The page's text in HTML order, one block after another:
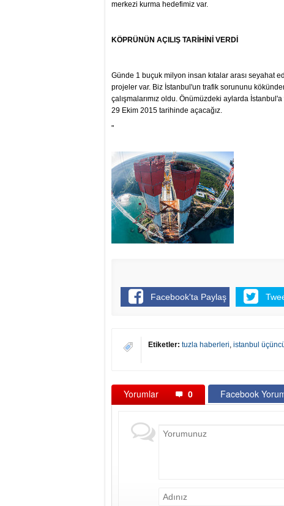
merkezi kurma hedefimiz var.
KÖPRÜNÜN AÇILIŞ TARİHİNİ VERDİ
Günde 1 buçuk milyon insan kıtalar arası seyahat
projeler var. Biz İstanbul'un trafik sorununu
çalışmalarımız oldu. Önümüzdeki aylarda
29 Ekim 2015 tarihinde açacağız.
"
Facebook'ta Paylaş
Etiketler: tuzla haberleri, istanbul
Yorumlar 0 Facebook